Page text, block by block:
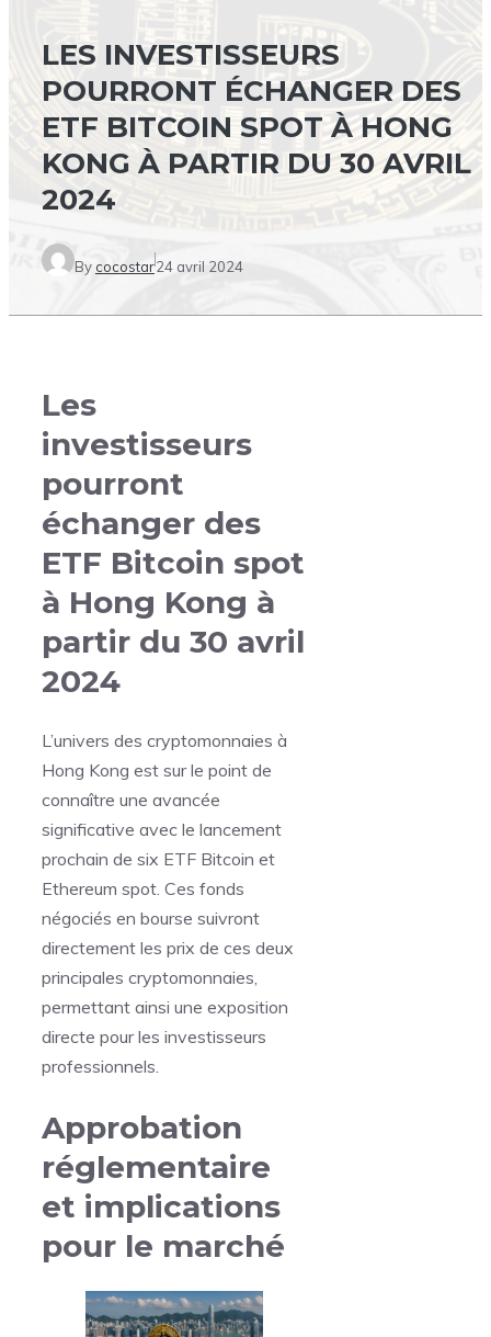
LES INVESTISSEURS
POURRONT ÉCHANGER DES
ETF BITCOIN SPOT À HONG
KONG À PARTIR DU 30 AVRIL
2024
By cocostar24 avril 2024
Les
investisseurs
pourront
échanger des
ETF Bitcoin spot
à Hong Kong à
partir du 30 avril
2024
L’univers des cryptomonnaies à
Hong Kong est sur le point de
connaître une avancée
significative avec le lancement
prochain de six ETF Bitcoin et
Ethereum spot. Ces fonds
négociés en bourse suivront
directement les prix de ces deux
principales cryptomonnaies,
permettant ainsi une exposition
directe pour les investisseurs
professionnels.
Approbation
réglementaire
et implications
pour le marché